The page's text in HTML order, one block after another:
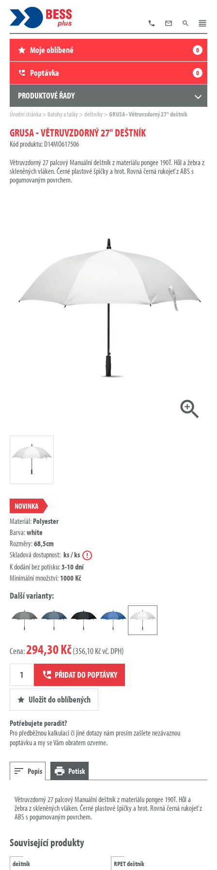
TELEFON
E-
MAIL
VYHLEDÁVÁNÍ
MENU
Moje oblíbené 0
Poptávka 0
PRODUKTOVÉ ŘADY
Zde
nacházíte:
Úvodní stránka Batohy a tašky deštníky GRUSA - Větruvzdorný 27" deštník
GRUSA - VĚTRUVZDORNÝ 27" DEŠTNÍK
Kód produktu: D14MO617506
Větruvzdorný 27 palcový Manuální deštník z materiálu pongee 190T. Hůl a žebra z
skleněných vláken. Černé plastové špičky a hrot. Rovná černá rukojeť z ABS s
pogumovaným povrchem.
NOVINKA
Materiál: Polyester
Barva:white
Rozměry:68,5cm
Skladová dostupnost: ks / ks
K dodání bez potisku:3-10 dní
Minimální množství:1000 Kč
Další varianty:
Cena:294,30 Kč(356,10 Kč vč. DPH)
Množství
poptávky
PŘIDAT DO POPTÁVKY
Uložit do oblíbených
Potřebujete poradit?
Pro předběžnou kalkulaci či jiné dotazy nám prosím zašlete nezávaznou
poptávku a my se Vám obratem ozveme.
Popis Potisk
Větruvzdorný 27 palcový Manuální deštník z materiálu pongee 190T. Hůl a
žebra z skleněných vláken. Černé plastové špičky a hrot. Rovná černá rukojeť z
ABS s pogumovaným povrchem.
Související produkty
deštník RPET deštník